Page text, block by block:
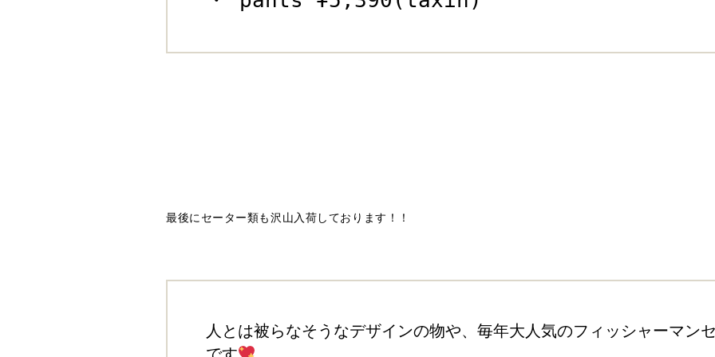
最後にセーター類も沢山入荷しております！！
人とは被らなそうなデザインの物や、毎年大人気のフィッシャーマン